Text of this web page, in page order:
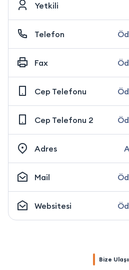
Yetkili
Telefon
Fax
Cep Telefonu
Cep Telefonu 2
Adres
Mail
Websitesi
Bize